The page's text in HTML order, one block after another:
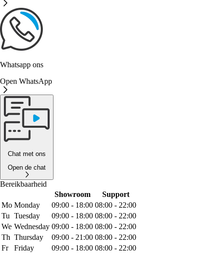
Whatsapp ons
Open WhatsApp
Chat met ons
Open de chat
Bereikbaarheid
Showroom
Support
Mo Monday 09:00 - 18:00 08:00 - 22:00
Tu Tuesday 09:00 - 18:00 08:00 - 22:00
We Wednesday 09:00 - 18:00 08:00 - 22:00
Th Thursday 09:00 - 21:00 08:00 - 22:00
Fr
Friday 09:00 - 18:00 08:00 - 22:00